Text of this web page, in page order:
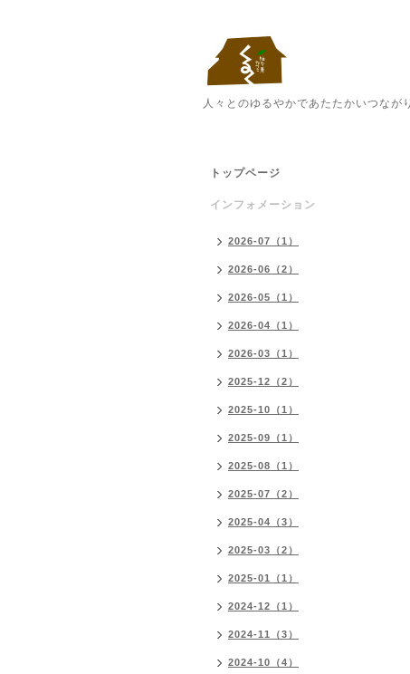
人々とのゆるやかであたたかいつなが
トップページ
インフォメーション
2026-07（1）
2026-06（2）
2026-05（1）
2026-04（1）
2026-03（1）
2025-12（2）
2025-10（1）
2025-09（1）
2025-08（1）
2025-07（2）
2025-04（3）
2025-03（2）
2025-01（1）
2024-12（1）
2024-11（3）
2024-10（4）